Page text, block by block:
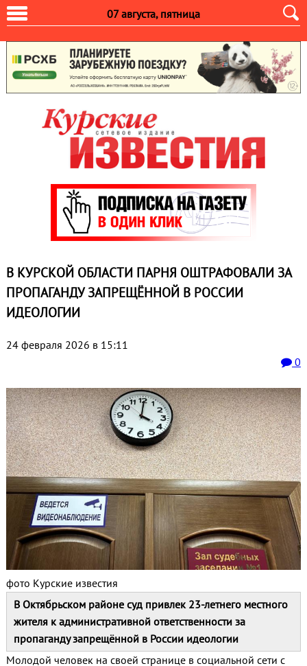
07 августа, пятница
В КУРСКОЙ ОБЛАСТИ ПАРНЯ ОШТРАФОВАЛИ ЗА
ПРОПАГАНДУ ЗАПРЕЩЁННОЙ В РОССИИ
ИДЕОЛОГИИ
24 февраля 2026 в 15:11
0
фото Курские известия
В Октябрьском районе суд привлек 23‑летнего местного
жителя к административной ответственности за
пропаганду запрещённой в России идеологии
Молодой человек на своей странице в социальной сети с